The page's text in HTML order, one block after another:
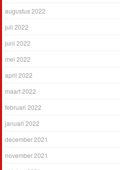
augustus 2022
juli 2022
juni 2022
mei 2022
april 2022
maart 2022
februari 2022
januari 2022
december 2021
november 2021